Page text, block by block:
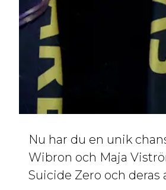
Nu har du en unik
Wibron och Maja
Suicide Zero och